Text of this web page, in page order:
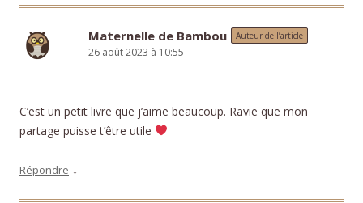
Maternelle de Bambou Auteur de l’article
26 août 2023 à 10:55
C’est un petit livre que j’aime beaucoup. Ravie que mon
partage puisse t’être utile
Répondre ↓